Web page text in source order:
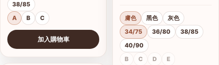
38/85
A
B C
加入購物車
查看圖片
膚色 黑色
灰色
34/75
36/80
38/85
40/90
B
C D E